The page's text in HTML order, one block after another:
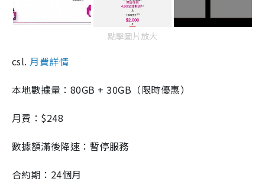
點擊圖片放大
csl. 月費詳情
本地數據量：80GB + 30GB（限時優惠）
月費：$248
數據額滿後降速：暫停服務
合約期：24個月